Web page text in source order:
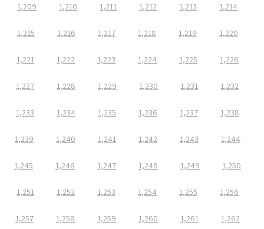
1,209 1,210 1,211 1,212 1,213 1,214
1,215 1,216 1,217 1,218 1,219 1,220
1,221 1,222 1,223 1,224 1,225 1,226
1,227 1,228 1,229 1,230 1,231 1,232
1,233 1,234 1,235 1,236 1,237 1,238
1,239 1,240 1,241 1,242 1,243 1,244
1,245 1,246 1,247 1,248 1,249 1,250
1,251 1,252 1,253 1,254 1,255 1,256
1,257 1,258 1,259 1,260 1,261 1,262